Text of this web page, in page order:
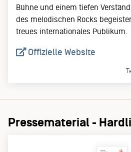
Bühne und einem tiefen
des melodischen Rocks
treues internationales Publikum.
Offizielle Website
Pressematerial -